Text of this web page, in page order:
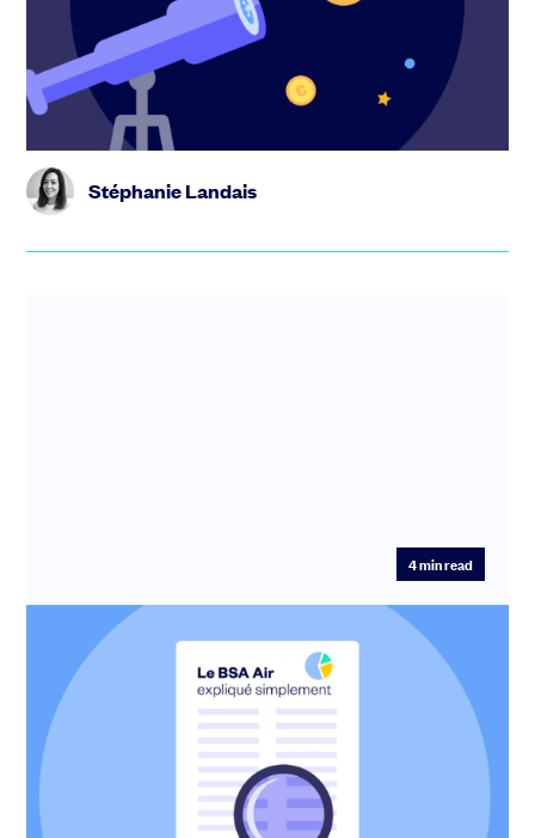
Trouver des investisseurs est une étape essentielle
pour faire grandir sa startup. Mais face à la complexité
du processu...
Stéphanie Landais
4min read
BSA Air : Définition et fonctionnement
Inspiré du modèle d’investissement SAFE (“Simple
Agreement for Future Equity”) mis en oeuvre aux Etats-